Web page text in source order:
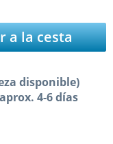
a la cesta
disponible)
4-6 días